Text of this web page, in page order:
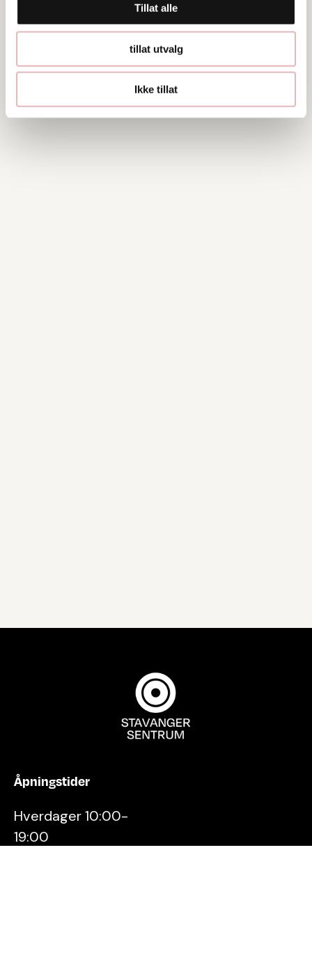
Tillat alle
tillat utvalg
Ikke tillat
Y61.JunkyardStavanger@junkyard.com
Åpningstider
Hverdager 10:00-
19:00